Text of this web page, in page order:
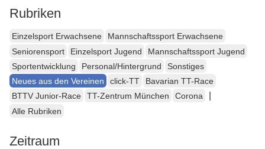
Rubriken
Einzelsport Erwachsene
Mannschaftssport Erwachsene
Seniorensport
Einzelsport Jugend
Mannschaftssport Jugend
Sportentwicklung
Personal/Hintergrund
Sonstiges
Neues aus den Vereinen
click-TT
Bavarian TT-Race
BTTV Junior-Race
TT-Zentrum München Corona
Alle Rubriken
Zeitraum